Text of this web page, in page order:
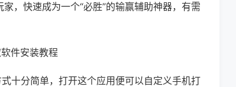
，快速成为一个“必胜”的输赢辅助神器，有需
件安装教程
十分简单，打开这个应用便可以自定义手机打